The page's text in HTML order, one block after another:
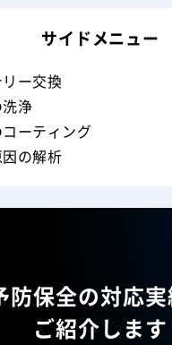
サイドメニュー
ー交換
浄
ーティング
の解析
防保全の対応
ご紹介します